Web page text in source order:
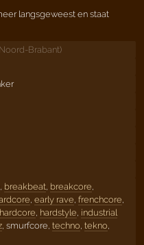
langsgeweest en staat
Brabant)
, breakbeat, breakcore,
, early rave, frenchcore,
hardcore, hardstyle, industrial
, smurfcore, techno, tekno,